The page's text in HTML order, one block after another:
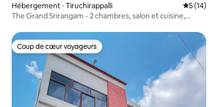
Hébergement ⋅ Tiruchirappalli
5 (14)
The Grand Srirangam - 2 chambres, salon et cuisine,
Coup de cœur voyageurs
Coup de cœur voyageurs